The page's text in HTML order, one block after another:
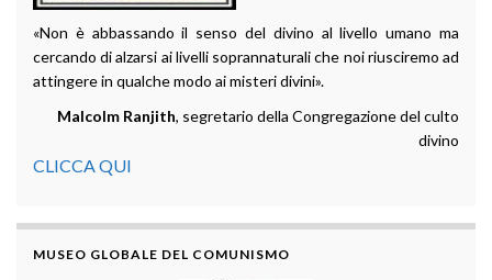
«Non è abbassando il senso del divino al livello umano ma
cercando di alzarsi ai livelli soprannaturali che noi riusciremo ad
attingere in qualche modo ai misteri divini».
Malcolm Ranjith, segretario della Congregazione del culto
divino
CLICCA QUI
MUSEO GLOBALE DEL COMUNISMO